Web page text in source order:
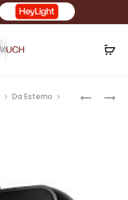
SONANCE
Da Esterno